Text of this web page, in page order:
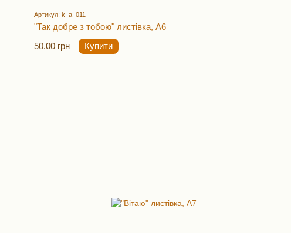
Артикул: k_a_011
"Так добре з тобою" листівка, А6
50.00 грн
Купити